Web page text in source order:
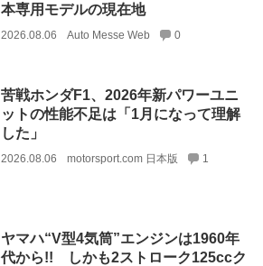
本専用モデルの現在地
2026.08.06 Auto Messe Web 0
苦戦ホンダF1、2026年新パワーユニ
ットの性能不足は「1月になって理解
した」
2026.08.06 motorsport.com 日本版 1
ヤマハ“V型4気筒”エンジンは1960年
代から!! しかも2ストローク125ccク